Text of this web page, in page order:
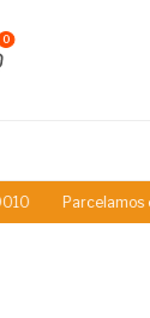
0
Parcelamos em